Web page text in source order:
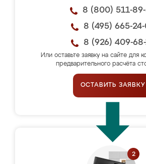
8 (800) 511-
8 (495) 665-
8 (926) 409-
Или оставьте заявку на сайте для
предварительного расчёта
ОСТАВИТЬ ЗАЯВКУ